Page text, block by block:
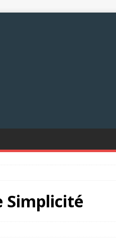
Simplicité